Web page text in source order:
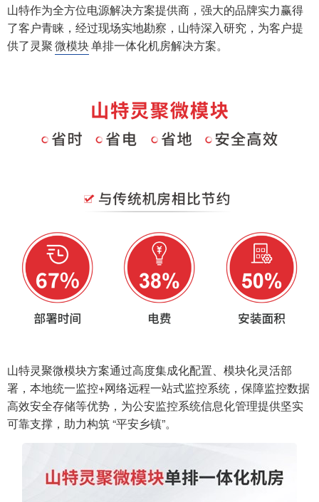
山特作为全方位电源解决方案提供商，强大的品牌实力赢得
了客户青睐，经过现场实地勘察，山特深入研究，为客户提
供了灵聚微模块单排一体化机房解决方案。
山特灵聚微模块方案通过高度集成化配置、模块化灵活部
署，本地统一监控+网络远程一站式监控系统，保障监控数据
高效安全存储等优势，为公安监控系统信息化管理提供坚实
可靠支撑，助力构筑 “平安乡镇”。